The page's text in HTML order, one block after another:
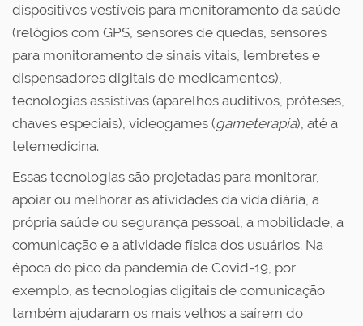
dispositivos vestíveis para monitoramento da saúde
(relógios com GPS, sensores de quedas, sensores
para monitoramento de sinais vitais, lembretes e
dispensadores digitais de medicamentos),
tecnologias assistivas (aparelhos auditivos, próteses,
chaves especiais), videogames (gameterapia), até a
telemedicina.
Essas tecnologias são projetadas para monitorar,
apoiar ou melhorar as atividades da vida diária, a
própria saúde ou segurança pessoal, a mobilidade, a
comunicação e a atividade física dos usuários. Na
época do pico da pandemia de Covid-19, por
exemplo, as tecnologias digitais de comunicação
também ajudaram os mais velhos a saírem do